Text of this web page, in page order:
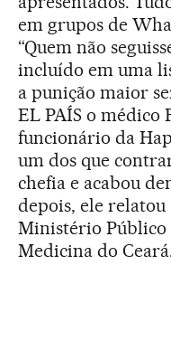
em grupos de
“Quem não
incluído em uma
a punição maior
EL PAÍS o médico
funcionário da
um dos que
chefia e acabou
depois, ele relatou
Ministério Público
Medicina do